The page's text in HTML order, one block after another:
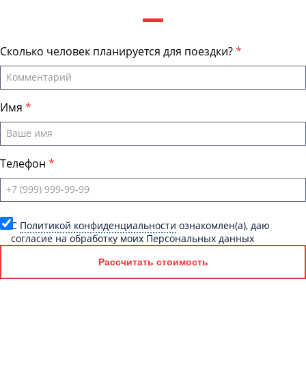
Сколько человек планируется для поездки?
Имя
Телефон
C Политикой конфиденциальности ознакомлен(а), даю
согласие на обработку моих Персональных данных
Рассчитать стоимость